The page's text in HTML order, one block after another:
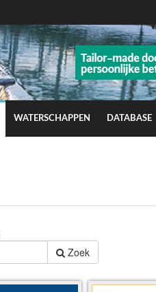
WATERSCHAPPEN DATABASE
Zoek